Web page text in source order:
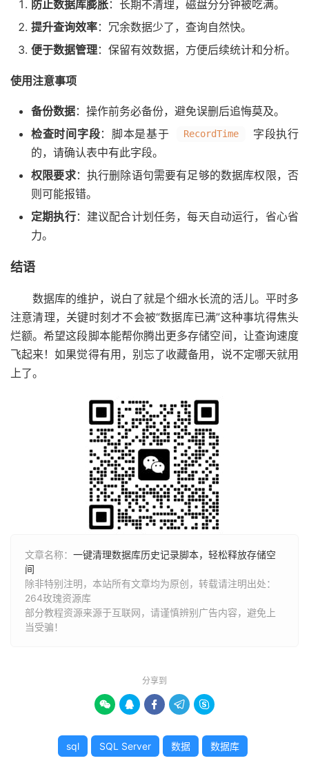
防止数据库膨胀：长期不清理，磁盘分分钟被吃满。
提升查询效率：冗余数据少了，查询自然快。
便于数据管理：保留有效数据，方便后续统计和分析。
使用注意事项
备份数据：操作前务必备份，避免误删后追悔莫及。
检查时间字段：脚本是基于 RecordTime
字段执行
的，请确认表中有此字段。
权限要求：执行删除语句需要有足够的数据库权限，否
则可能报错。
定期执行：建议配合计划任务，每天自动运行，省心省
力。
结语
数据库的维护，说白了就是个细水长流的活儿。平时多
注意清理，关键时刻才不会被“数据库已满”这种事坑得焦头
烂额。希望这段脚本能帮你腾出更多存储空间，让查询速度
飞起来！如果觉得有用，别忘了收藏备用，说不定哪天就用
上了。
文章名称： 一键清理数据库历史记录脚本，轻松释放存储空
间
除非特别注明，本站所有文章均为原创，转载请注明出处：
264玫瑰资源库
部分教程资源来源于互联网，请谨慎辨别广告内容，避免上
当受骗！
分享到
    
sql SQL Server 数据 数据库